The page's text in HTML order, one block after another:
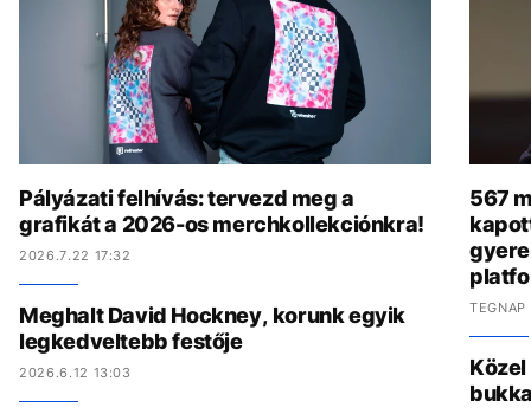
Pályázati felhívás: tervezd meg a
grafikát a 2026-os merchkollekciónkra!
2026.7.22 17:32
Meghalt David Hockney, korunk egyik
legkedveltebb festője
2026.6.12 13:03
567
TEGNAP